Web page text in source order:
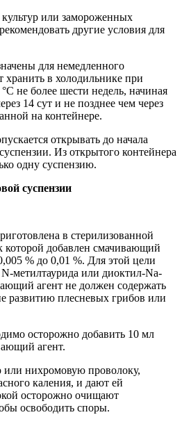
или замороженных
другие условия для
для немедленного
хранить в холодильнике при
не более шести недель, начиная
14 сут и не позднее чем через
на контейнере.
открывать до начала
Из открытого контейнера
одну суспензию.
суспензии
в стерилизованной
которой добавлен смачивающий
% до 0,01 %. Для этой цели
метилтаурида или диоктил-Nа-
агент не должен содержать
развитию плесневых грибов или
осторожно добавить 10 мл
агент.
нихромовую проволоку,
каления, и дают ей
осторожно очищают
освободить споры.